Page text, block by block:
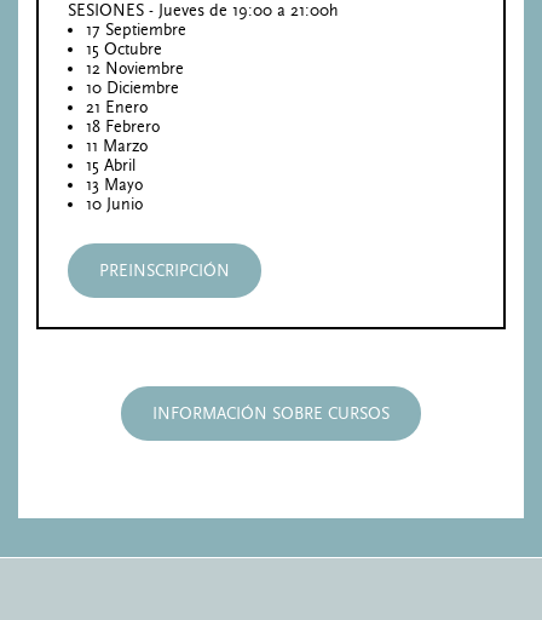
SESIONES - Jueves de 19:00 a 21:00h
17 Septiembre
15 Octubre
12 Noviembre
10 Diciembre
21 Enero
18 Febrero
11 Marzo
15 Abril
13 Mayo
10 Junio
PREINSCRIPCIÓN
INFORMACIÓN SOBRE CURSOS